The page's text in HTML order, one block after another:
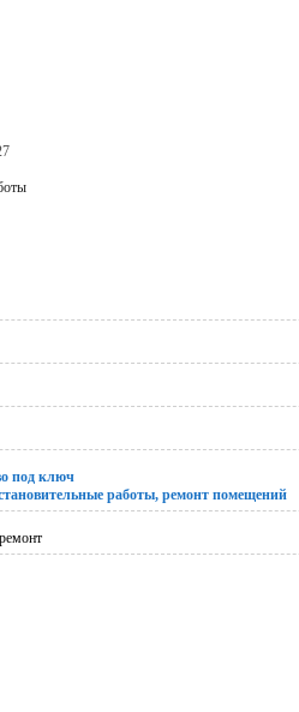
под ключ
работы, ремонт помещений